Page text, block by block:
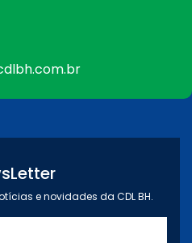
e novidades da CDL BH.